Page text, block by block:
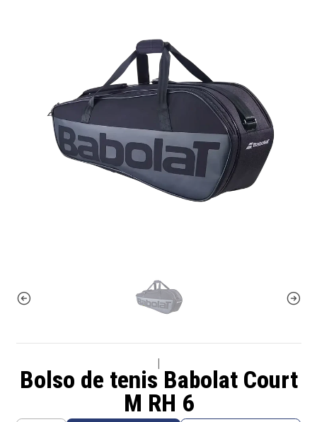
Bolso de tenis Babolat Court
M RH 6